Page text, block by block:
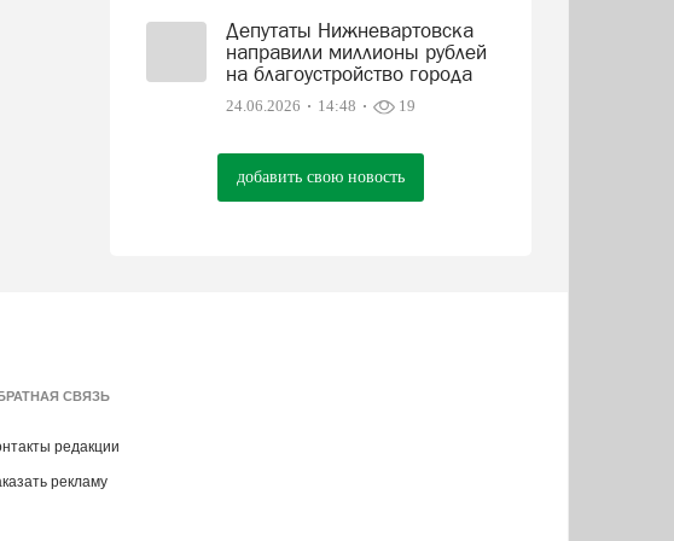
Депутаты Нижневартовска
направили миллионы рублей
на благоустройство города
24.06.2026 14:48 19
добавить свою новость
СВЯЗЬ
редакции
рекламу